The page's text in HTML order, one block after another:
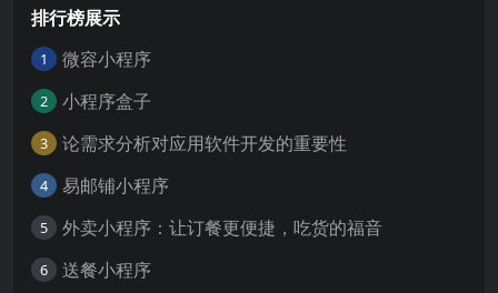
排行榜展示
1 微容小程序
2 小程序盒子
3 论需求分析对应用软件开发的重要性
4 易邮铺小程序
5 外卖小程序：让订餐更便捷，吃货的福音
6 送餐小程序